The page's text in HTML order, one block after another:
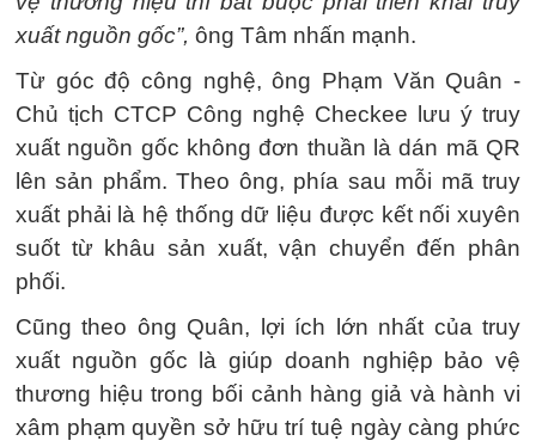
xuất nguồn gốc”, ông Tâm nhấn mạnh.
Từ góc độ công nghệ, ông Phạm Văn Quân -
Chủ tịch CTCP Công nghệ Checkee lưu ý truy
xuất nguồn gốc không đơn thuần là dán mã QR
lên sản phẩm. Theo ông, phía sau mỗi mã truy
xuất phải là hệ thống dữ liệu được kết nối xuyên
suốt từ khâu sản xuất, vận chuyển đến phân
phối.
Cũng theo ông Quân, lợi ích lớn nhất của truy
xuất nguồn gốc là giúp doanh nghiệp bảo vệ
thương hiệu trong bối cảnh hàng giả và hành vi
xâm phạm quyền sở hữu trí tuệ ngày càng phức